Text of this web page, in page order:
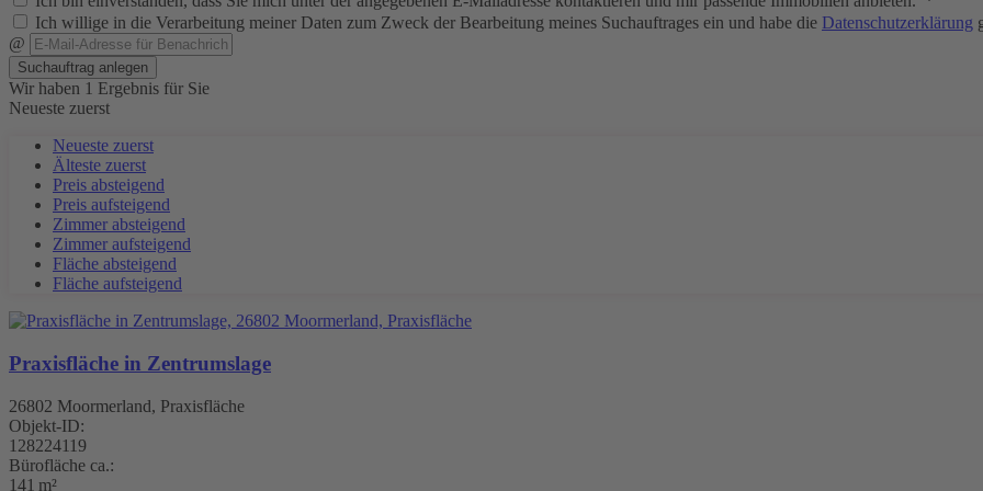
Ich willige in die Verarbeitung meiner Daten zum Zweck der Bearbeitung meines Suchauftrages ein und habe die Datenschutzerklärung
@
Suchauftrag anlegen
Wir haben 1 Ergebnis für Sie
Neueste zuerst
Neueste zuerst
Älteste zuerst
Preis absteigend
Preis aufsteigend
Zimmer absteigend
Zimmer aufsteigend
Fläche absteigend
Fläche aufsteigend
Praxisfläche in Zentrumslage
26802 Moormerland, Praxisfläche
Objekt-ID:
128224119
Bürofläche ca.:
141 m²